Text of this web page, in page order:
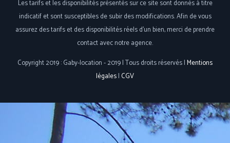
Les tarifs et les disponibilités présentés sur ce site sont donnés à titre
indicatif et sont susceptibles de subir des modifications. Afin de vous
assurez des tarifs et des disponibilités réels d'un bien, merci de prendre
contact avec notre agence.
Copyright 2019 : Gaby-location - 2019 | Tous droits réservés |Mentions
légales| CGV